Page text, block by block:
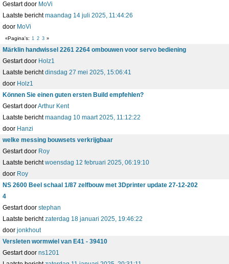
Gestart door MoVi
Laatste berichtmaandag 14 juli 2025, 11:44:26
door MoVi
Pagina's 1 2 3
Märklin handwissel 2261 2264 ombouwen voor servo bediening
Gestart door Holz1
Laatste berichtdinsdag 27 mei 2025, 15:06:41
door Holz1
Können Sie einen guten ersten Build empfehlen?
Gestart doorArthur Kent
Laatste berichtmaandag 10 maart 2025, 11:12:22
door Hanzi
welke messing bouwsets verkrijgbaar
Gestart door Roy
Laatste berichtwoensdag 12 februari 2025, 06:19:10
door Roy
NS 2600 Beel schaal 1/87 zelfbouw met 3Dprinter update 27-12-202
4
Gestart door stephan
Laatste berichtzaterdag 18 januari 2025, 19:46:22
door jonkhout
Versleten wormwiel van E41 - 39410
Gestart door ns1201